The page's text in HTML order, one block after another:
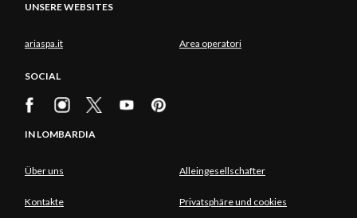
UNSERE WEBSITES
ariaspa.it Area operatori
SOCIAL
IN LOMBARDIA
Über uns Alleingesellschafter
Kontakte Privatsphäre und cookies